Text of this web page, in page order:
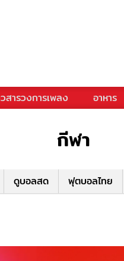
สารวงการเพลง อาหาร
กีฬา
ดูบอลสด ฟุตบอลไทย